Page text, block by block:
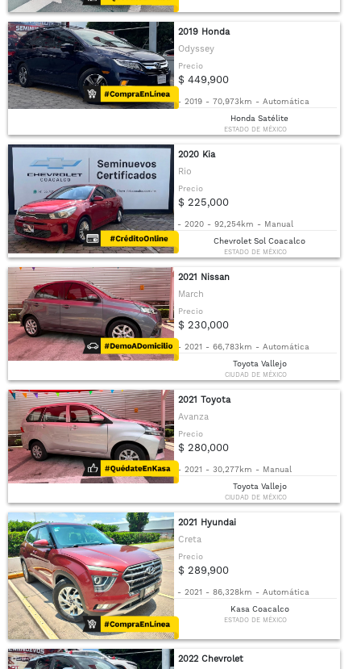
2019 Honda
Odyssey
Precio
$ 449,900
- 2019 - 70,973km - Automática
Honda Satélite
ESTADO DE MÉXICO
2020 Kia
Rio
Precio
$ 225,000
- 2020 - 92,254km - Manual
Chevrolet Sol Coacalco
ESTADO DE MÉXICO
2021 Nissan
March
Precio
$ 230,000
- 2021 - 66,783km - Automática
Toyota Vallejo
CIUDAD DE MÉXICO
2021 Toyota
Avanza
Precio
$ 280,000
- 2021 - 30,277km - Manual
Toyota Vallejo
CIUDAD DE MÉXICO
2021 Hyundai
Creta
Precio
$ 289,900
- 2021 - 86,328km - Automática
Kasa Coacalco
ESTADO DE MÉXICO
2022 Chevrolet